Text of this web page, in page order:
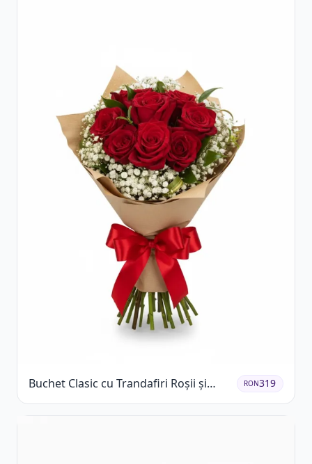
Buchet Clasic cu Trandafiri Roșii și
Gypsophila
RON319